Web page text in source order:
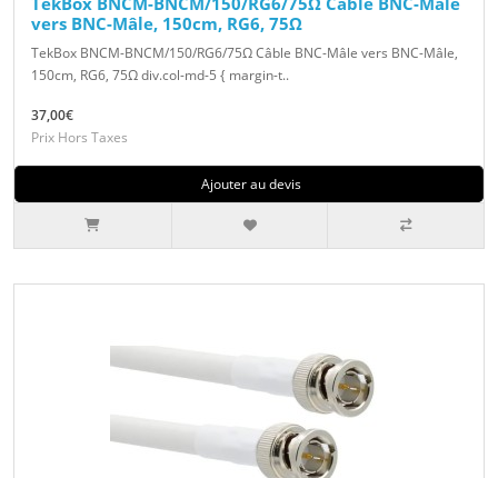
vers BNC-Mâle, 150cm, RG6, 75Ω
TekBox BNCM-BNCM/150/RG6/75Ω Câble BNC-Mâle vers BNC-Mâle,
150cm, RG6, 75Ω div.col-md-5 { margin-t..
37,00€
Prix Hors Taxes
Ajouter au devis